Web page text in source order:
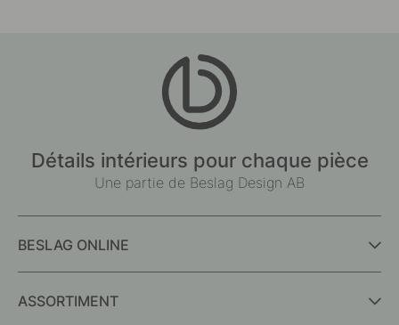
Détails intérieurs pour chaque pièce
Une partie de Beslag Design AB
BESLAG ONLINE
ASSORTIMENT